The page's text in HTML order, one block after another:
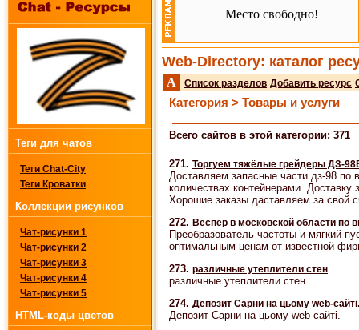
Теги для чатов
Теги Chat-City
Теги Кроватки
Коллекции рисунков
Чат-рисунки 1
Чат-рисунки 2
Чат-рисунки 3
Чат-рисунки 4
Чат-рисунки 5
HTML-коды цветов
Место свободно!
Web-Directory: каталог
A Список разделов Добавить ресурс
Категория > Товары и услуги
Всего сайтов в этой категории: 371
271. Торгуем тяжёлые грейдеры ДЗ-
Доставляем запасные части дз-98
количествах контейнерами. Доставку
Хорошие заказы даставляем за свой
272. Веспер в московской области по
Преобразователь частоты и мягкий
оптимальным ценам от известной
273. различные утеплители стен
различные утеплители стен
274. Депозит Сарни на цьому web-сайті.
Депозит Сарни на цьому web-сайті.